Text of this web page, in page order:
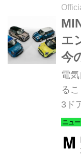
エ
今
改
電
る
3ド
ナー
（